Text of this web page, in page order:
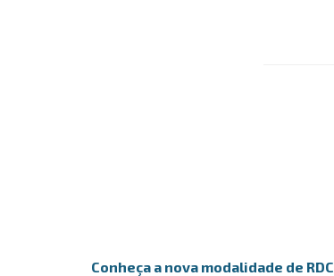
Conheça a nova modalidade de RDC